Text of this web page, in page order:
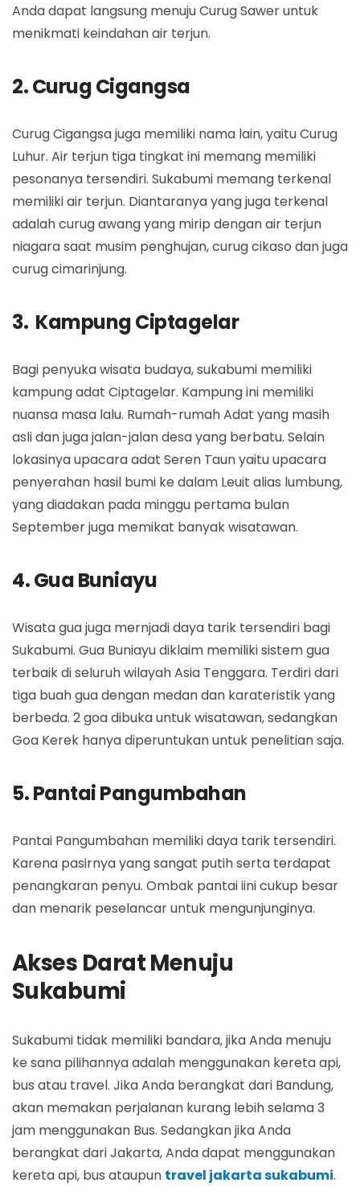
Anda dapat langsung menuju Curug Sawer untuk
menikmati keindahan air terjun.
2. Curug Cigangsa
Curug Cigangsa juga memiliki nama lain, yaitu Curug
Luhur. Air terjun tiga tingkat ini memang memiliki
pesonanya tersendiri. Sukabumi memang terkenal
memiliki air terjun. Diantaranya yang juga terkenal
adalah curug awang yang mirip dengan air terjun
niagara saat musim penghujan, curug cikaso dan juga
curug cimarinjung.
3. Kampung Ciptagelar
Bagi penyuka wisata budaya, sukabumi memiliki
kampung adat Ciptagelar. Kampung ini memiliki
nuansa masa lalu. Rumah-rumah Adat yang masih
asli dan juga jalan-jalan desa yang berbatu. Selain
lokasinya upacara adat Seren Taun yaitu upacara
penyerahan hasil bumi ke dalam Leuit alias lumbung,
yang diadakan pada minggu pertama bulan
September juga memikat banyak wisatawan.
4. Gua Buniayu
Wisata gua juga mernjadi daya tarik tersendiri bagi
Sukabumi. Gua Buniayu diklaim memiliki sistem gua
terbaik di seluruh wilayah Asia Tenggara. Terdiri dari
tiga buah gua dengan medan dan karateristik yang
berbeda. 2 goa dibuka untuk wisatawan, sedangkan
Goa Kerek hanya diperuntukan untuk penelitian saja.
5. Pantai Pangumbahan
Pantai Pangumbahan memiliki daya tarik tersendiri.
Karena pasirnya yang sangat putih serta terdapat
penangkaran penyu. Ombak pantai iini cukup besar
dan menarik peselancar untuk mengunjunginya.
Akses Darat Menuju
Sukabumi
Sukabumi tidak memiliki bandara, jika Anda menuju
ke sana pilihannya adalah menggunakan kereta api,
bus atau travel. Jika Anda berangkat dari Bandung,
akan memakan perjalanan kurang lebih selama 3
jam menggunakan Bus. Sedangkan jika Anda
berangkat dari Jakarta, Anda dapat menggunakan
kereta api, bus ataupun travel jakarta sukabumi.